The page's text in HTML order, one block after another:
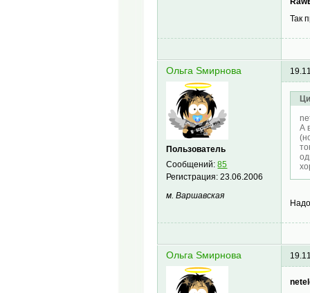
Так
Oльга Sмирнова
Пользователь
Сообщений:85
Регистрация:23.06.2006
м. Варшавская
А
Oльга Sмирнова